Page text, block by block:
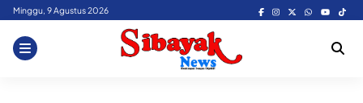
Skip
content
Minggu, 9 Agustus 2026